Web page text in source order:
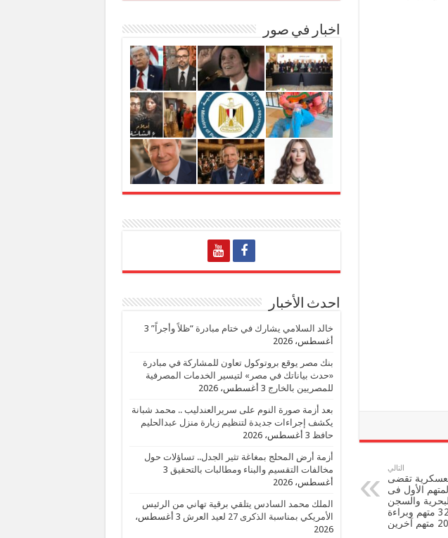
التالي
تقضى
الأول فى
والسجن
المؤبد والمشدد ل 32 متهم وبراءة
20 متهم آخرين
اخبار في صور
احدث الأخبار
خالد السلامي يشارك في ختام مبادرة “ظلاً وأجراً” 3
أغسطس، 2026
بنك مصر يوقع بروتوكول تعاون للمشاركة في مبادرة
«حدث بياناتك في مصر» لتيسير الخدمات المصرفية
للمصريين بالخارج 3 أغسطس، 2026
بعد أزمة صورة النوم على سريرالعندليب .. محمد شبانة
يكشف إجراءات جديدة لتنظيم زيارة منزل عبدالحليم
حافظ 3 أغسطس، 2026
أزمة أرض المحلج بمغاغة تثير الجدل.. تساؤلات حول
مخالفات التقسيم والبناء ومطالبات بالتحقيق 3
أغسطس، 2026
الملك محمد السادس يتلقي برقية تهاني من الرئيس
الأمريكي بمناسبة الذكرى 27 لعيد العرش
3 أغسطس،
2026